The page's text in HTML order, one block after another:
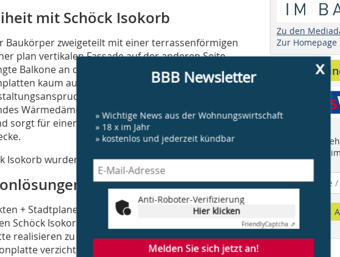
mit Schöck Isokorb
Baukörper zweigeteilt mit einer terrassenförmigen
plan vertikalen Fassade auf der anderen Seite.
Balkone an die Wohnbereiche an. Optisch fallen
kaum auf, so dass die Fassadengestaltung in
der sich mit Schöck Isokorb XT
Wärmedämmelement für auskragende Bauteile
sorgt für einen energieeffizienten Anschluss der
Isokorb wurden bei diesem Projekt verbaut.
+ Stadtplaner BDA, den ausführenden
Schöck Isokorb eingesetzt, um eine nach
realisieren zu können. Dadurch konnten wir auf
verzichten.“
x
BBB Newsletter
» Wichtige News aus der Wohnungswirtschaft
» 18 x im Jahr
» kostenlos und jederzeit kündbar
Anti-Roboter-Verifizierung
Hier klicken
FriendlyCaptcha ⇗
Melden Sie sich jetzt an!
Zu den
Zur Homepage
Anbieter
Finden Sie
"Who is Who